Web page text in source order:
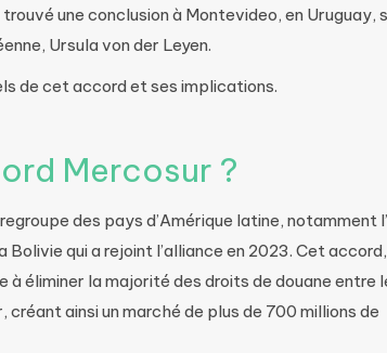
une conclusion à Montevideo, en Uruguay,
Ursula von der Leyen.
de cet accord et ses implications.
Mercosur ?
des pays d’Amérique latine, notamment
Bolivie qui a rejoint l’alliance en 2023. Cet
à éliminer la majorité des droits de douane entre
créant ainsi un marché de plus de 700 millions de